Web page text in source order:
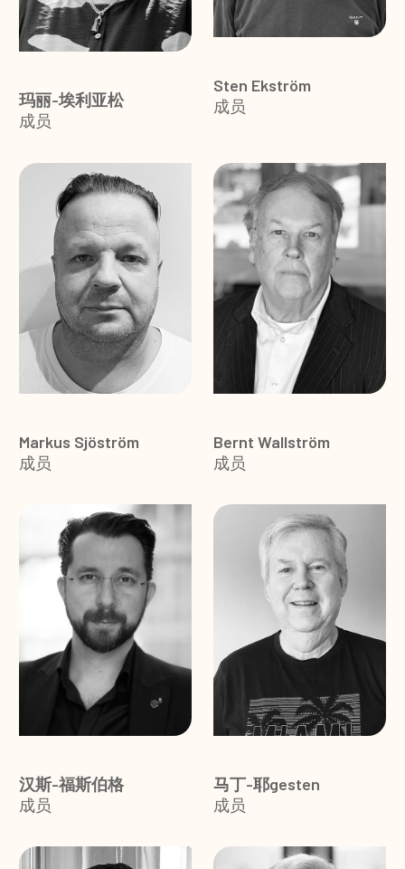
玛丽-埃利亚松
成员
Sten Ekström
成员
Markus Sjöström
成员
Bernt Wallström
成员
汉斯-福斯伯格
成员
马丁-耶gesten
成员